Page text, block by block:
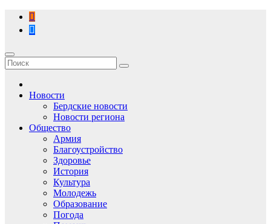
Перейти
содержимому
Новости
Бердские новости
Новости региона
Общество
Армия
Благоустройство
Здоровье
История
Культура
Молодежь
Образование
Погода